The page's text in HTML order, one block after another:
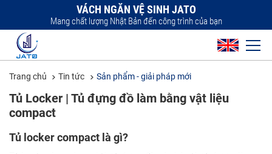
VÁCH NGĂN VỆ SINH JATO
Mang chất lượng Nhật Bản đến công trình của bạn
Trang chủ Tin tức Sản phẩm - giải pháp mới
Tủ Locker | Tủ đựng đồ làm bằng vật liệu
compact
Tủ locker compact là gì?